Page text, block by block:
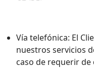
Vía telefónica: El
nuestros servicios
caso de requerir